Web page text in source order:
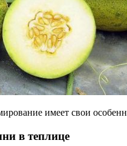
имеет свои
в теплице